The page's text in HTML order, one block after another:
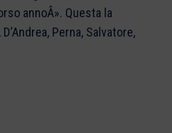
annoÂ». Questa la
Perna, Salvatore,